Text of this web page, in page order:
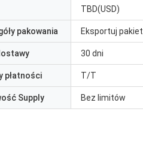
TBD(USD)
pakowania Eksportuj pakiet
30 dni
płatności T/T
Supply Bez limitów